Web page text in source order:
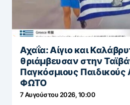
Αχαΐα: Αίγιο και
θριάμβευσαν στην
Παγκόσμιους
ΦΩΤΟ
7 Αυγούστου 2026, 10:00